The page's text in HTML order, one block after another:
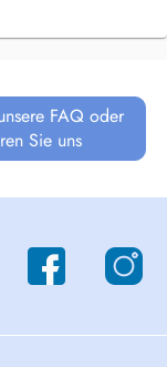
(CGT protocollair),
en
FAQ oder
Sie uns